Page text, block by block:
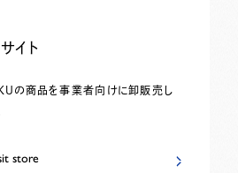
イト
の商品を事業者向けに卸販売し
store